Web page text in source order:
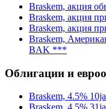
Braskem, акция
Braskem, акция
Braskem, акция
Braskem,
BAK ***
Облигации и
Braskem, 4.5%